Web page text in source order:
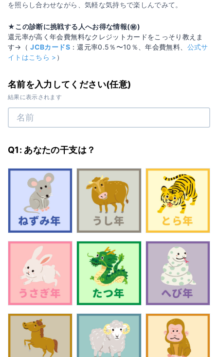
を照らし合わせながら、気軽な気持ちで楽しんでみて。
★この診断に挑戦する人へお得な情報(㊙️)
還元率が高く年会費無料なクレジットカードをこっそり教えま
す→（JCBカードS：還元率0.5％〜10％、年会費無料、 公式サ
イトはこちら > ）
名前を入力してください(任意)
結果に表示されます
Q1: あなたの干支は？